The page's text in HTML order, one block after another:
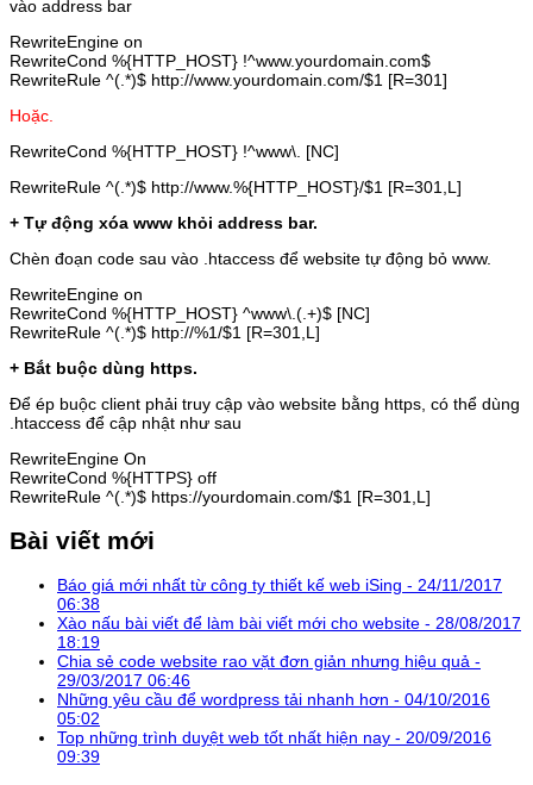
vào address bar
RewriteEngine on
RewriteCond %{HTTP_HOST} !^www.yourdomain.com$
RewriteRule ^(.*)$ http://www.yourdomain.com/$1 [R=301]
Hoặc.
RewriteCond %{HTTP_HOST} !^www\. [NC]
RewriteRule ^(.*)$ http://www.%{HTTP_HOST}/$1 [R=301,L]
+ Tự động xóa www khỏi address bar.
Chèn đoạn code sau vào .htaccess để website tự động bỏ www.
RewriteEngine on
RewriteCond %{HTTP_HOST} ^www\.(.+)$ [NC]
RewriteRule ^(.*)$ http://%1/$1 [R=301,L]
+ Bắt buộc dùng https.
Để ép buộc client phải truy cập vào website bằng https, có thể dùng
.htaccess để cập nhật như sau
RewriteEngine On
RewriteCond %{HTTPS} off
RewriteRule ^(.*)$ https://yourdomain.com/$1 [R=301,L]
Bài viết mới
Báo giá mới nhất từ công ty thiết kế web iSing - 24/11/2017
06:38
Xào nấu bài viết để làm bài viết mới cho website - 28/08/2017
18:19
Chia sẻ code website rao vặt đơn giản nhưng hiệu quả -
29/03/2017 06:46
Những yêu cầu để wordpress tải nhanh hơn - 04/10/2016
05:02
Top những trình duyệt web tốt nhất hiện nay - 20/09/2016
09:39